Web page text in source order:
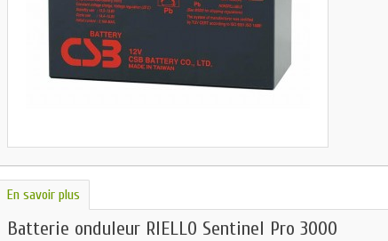
En savoir plus
Batterie onduleur RIELLO Sentinel Pro 3000